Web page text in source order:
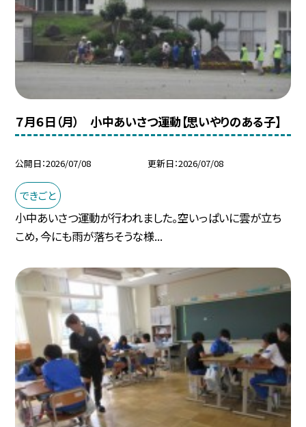
７月６日（月） 小中あいさつ運動【思いやりのある子】
公開日 2026/07/08 更新日 2026/07/08
できごと
小中あいさつ運動が行われました。空いっぱいに雲が立ち
こめ，今にも雨が落ちそうな様...